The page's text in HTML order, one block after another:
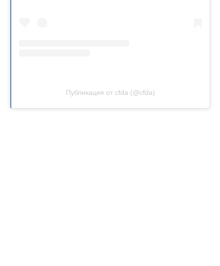
Публикация от cfda (@cfda)